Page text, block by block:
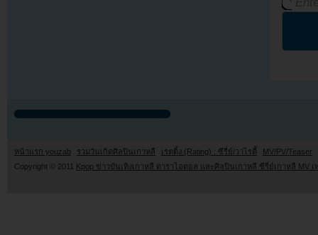
หน้าแรก youzab รวมวันเกิดศิลปินเกาหลี เรตติ้ง (Rating) : ซีรี่ย์/วาไรตี้
MV/PV/Teaser
Copyright © 2011 Kpop ข่าวบันเทิงเกาหลี ดาราไอดอล และศิลปินเกาหลี ซีรี่ย์เกาหลี MV